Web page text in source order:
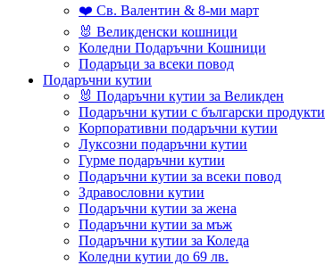
❤️ Св. Валентин & 8-ми март
🐰 Великденски кошници
Коледни Подаръчни Кошници
Подаръци за всеки повод
Подаръчни кутии
🐰 Подаръчни кутии за Великден
Подаръчни кутии с български продукти
Корпоративни подаръчни кутии
Луксозни подаръчни кутии
Гурме подаръчни кутии
Подаръчни кутии за всеки повод
Здравословни кутии
Подаръчни кутии за жена
Подаръчни кутии за мъж
Подаръчни кутии за Коледа
Коледни кутии до 69 лв.